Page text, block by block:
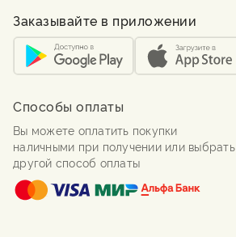
Заказывайте в приложении
Способы оплаты
Вы можете оплатить покупки
наличными при получении или выбрать
другой способ оплаты